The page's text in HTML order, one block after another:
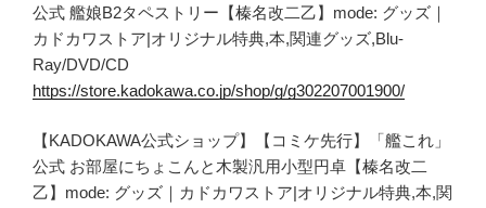
公式 艦娘B2タペストリー【榛名改二乙】mode: グッズ｜
カドカワストア|オリジナル特典,本,関連グッズ,Blu-
Ray/DVD/CD
https://store.kadokawa.co.jp/shop/g/g302207001900/
【KADOKAWA公式ショップ】【コミケ先行】「艦これ」
公式 お部屋にちょこんと木製汎用小型円卓【榛名改二
乙】mode: グッズ｜カドカワストア|オリジナル特典,本,関